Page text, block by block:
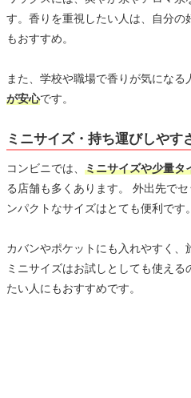
す。香りを重視したい人は、自分
もおすすめ。
また、学校や職場で香りが気になる
が安心です。
ミニサイズ・持ち運びしやす
コンビニでは、 ミニサイズや少量タ
る店舗も多くあります。 外出先で
ンパクトなサイズはとても便利です。
カバンやポケットにも入れやすく、
ミニサイズはお試しとしても使え
たい人にもおすすめです。